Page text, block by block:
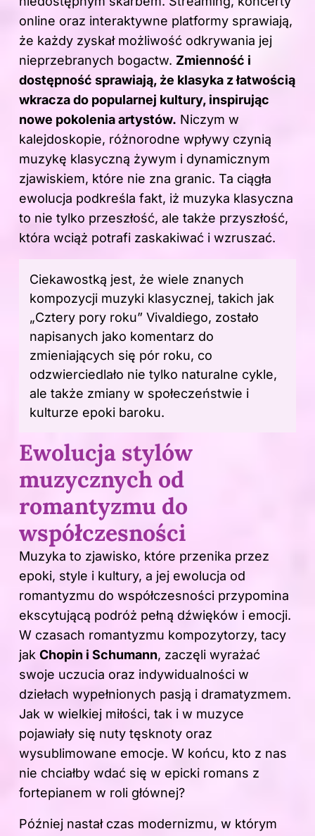
online oraz interaktywne platformy sprawiają,
że każdy zyskał możliwość odkrywania jej
nieprzebranych bogactw. Zmienność i
dostępność sprawiają, że klasyka z łatwością
wkracza do popularnej kultury, inspirując
nowe pokolenia artystów. Niczym w
kalejdoskopie, różnorodne wpływy czynią
muzykę klasyczną żywym i dynamicznym
zjawiskiem, które nie zna granic. Ta ciągła
ewolucja podkreśla fakt, iż muzyka klasyczna
to nie tylko przeszłość, ale także przyszłość,
która wciąż potrafi zaskakiwać i wzruszać.
Ciekawostką jest, że wiele znanych
kompozycji muzyki klasycznej, takich jak
„Cztery pory roku” Vivaldiego, zostało
napisanych jako komentarz do
zmieniających się pór roku, co
odzwierciedlało nie tylko naturalne cykle,
ale także zmiany w społeczeństwie i
kulturze epoki baroku.
Ewolucja stylów
muzycznych od
romantyzmu do
współczesności
Muzyka to zjawisko, które przenika przez
epoki, style i kultury, a jej ewolucja od
romantyzmu do współczesności przypomina
ekscytującą podróż pełną dźwięków i emocji.
W czasach romantyzmu kompozytorzy, tacy
jak Chopin i Schumann, zaczęli wyrażać
swoje uczucia oraz indywidualności w
dziełach wypełnionych pasją i dramatyzmem.
Jak w wielkiej miłości, tak i w muzyce
pojawiały się nuty tęsknoty oraz
wysublimowane emocje. W końcu, kto z nas
nie chciałby wdać się w epicki romans z
fortepianem w roli głównej?
Później nastał czas modernizmu, w którym